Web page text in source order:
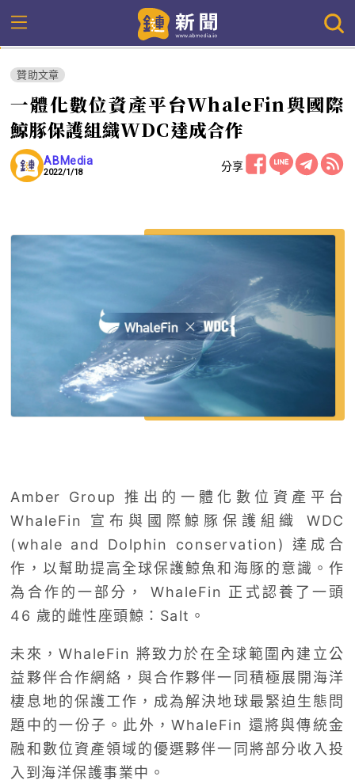
贊助文章
一體化數位資產平台WhaleFin與國際
鯨豚保護組織WDC達成合作
ABMedia
2022/1/18 分享
Amber Group 推出的一體化數位資產平台
WhaleFin 宣布與國際鯨豚保護組織 WDC
(whale and Dolphin conservation) 達成合
作，以幫助提高全球保護鯨魚和海豚的意識。作
為合作的一部分， WhaleFin 正式認養了一頭
46 歲的雌性座頭鯨：Salt。
未來，WhaleFin 將致力於在全球範圍內建立公
益夥伴合作網絡，與合作夥伴一同積極展開海洋
棲息地的保護工作，成為解決地球最緊迫生態問
題中的一份子。此外，WhaleFin 還將與傳統金
融和數位資產領域的優選夥伴一同將部分收入投
入到海洋保護事業中。